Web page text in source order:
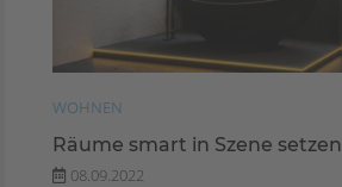
WOHNEN
Räume smart in Szene setzen
08.09.2022